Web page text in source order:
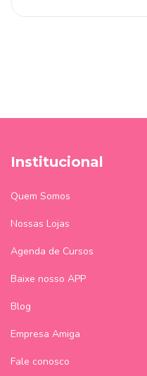
Institucional
Quem Somos
Nossas Lojas
Agenda de Cursos
Baixe nosso APP
Blog
Empresa Amiga
Fale conosco